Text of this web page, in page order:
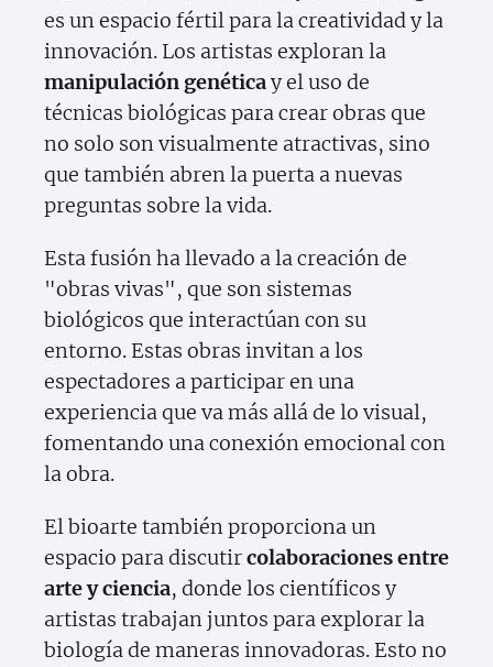
es un espacio fértil para la creatividad y la
innovación. Los artistas exploran la
manipulación genéticay el uso de
técnicas biológicas para crear obras que
no solo son visualmente atractivas, sino
que también abren la puerta a nuevas
preguntas sobre la vida.
Esta fusión ha llevado a la creación de
"obras vivas", que son sistemas
biológicos que interactúan con su
entorno. Estas obras invitan a los
espectadores a participar en una
experiencia que va más allá de lo visual,
fomentando una conexión emocional con
la obra.
El bioarte también proporciona un
espacio para discutircolaboraciones entre
arte y ciencia, donde los científicos y
artistas trabajan juntos para explorar la
biología de maneras innovadoras. Esto no